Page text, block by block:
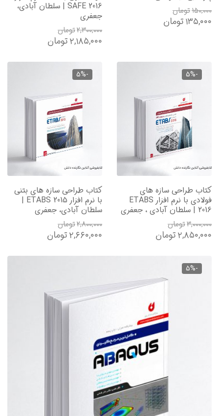
۱۵۰,۰۰۰تومان
۱۳۵,۰۰۰تومان
SAFE 2016 | سلطان آبادی،
جعفری
۲,۳۰۰,۰۰۰تومان
۲,۱۸۵,۰۰۰تومان
-5%
کتاب طراحی سازه های
فولادی با نرم افزار ETABS
2016 | سلطان آبادی ، جعفری
۳,۰۰۰,۰۰۰تومان
۲,۸۵۰,۰۰۰تومان
-5%
کتاب طراحی سازه های بتنی
با نرم افزار ETABS 2015 |
سلطان آبادی، جعفری
۲,۸۰۰,۰۰۰تومان
۲,۶۶۰,۰۰۰تومان
-5%